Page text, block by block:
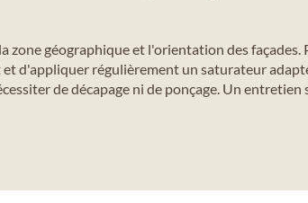
zone géographique et l'orientation des
d'appliquer régulièrement un saturateur
de décapage ni de ponçage. Un